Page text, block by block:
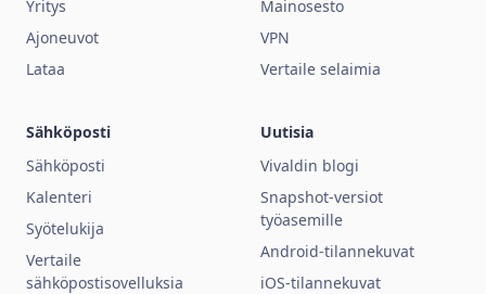
Yritys
Ajoneuvot
Lataa
Mainosesto
VPN
Vertaile selaimia
Sähköposti
Sähköposti
Kalenteri
Syötelukija
Vertaile
sähköpostisovelluksia
Uutisia
Vivaldin blogi
Snapshot-versiot
työasemille
Android-tilannekuvat
iOS-tilannekuvat